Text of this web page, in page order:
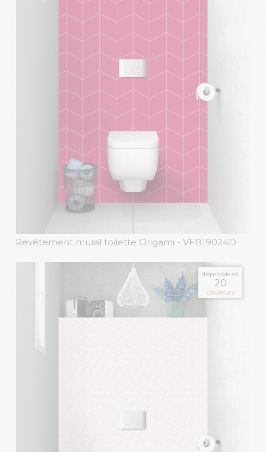
Revêtement mural toilette Origami - VFB19024D
disponible en
20
couleurs